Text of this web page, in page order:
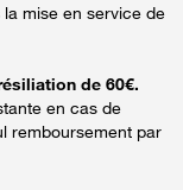
la mise en service de
de 60€.
en cas de
remboursement par